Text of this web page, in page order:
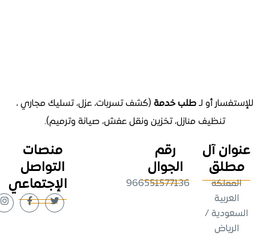
أو لـطلب خدمة(كشف تسربات، عزل، تسليك مجاري ،
تنظيف منازل، تخزين ونقل عفش، صيانة وترميم).
آل
/
رقم
الجوال
966551577136
منصات
التواصل
الإجتماعي